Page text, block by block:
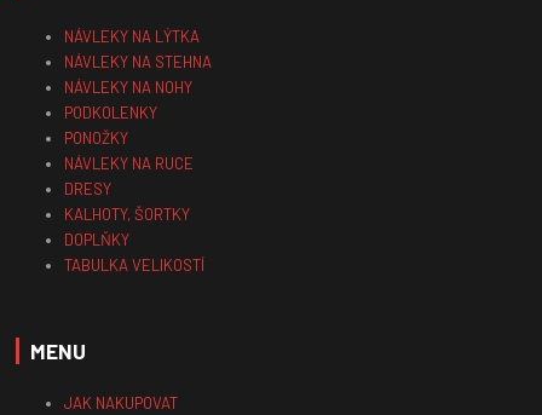
NÁVLEKY NA LÝTKA
NÁVLEKY NA STEHNA
NÁVLEKY NA NOHY
PODKOLENKY
PONOŽKY
NÁVLEKY NA RUCE
DRESY
KALHOTY, ŠORTKY
DOPLŇKY
TABULKA VELIKOSTÍ
MENU
JAK NAKUPOVAT